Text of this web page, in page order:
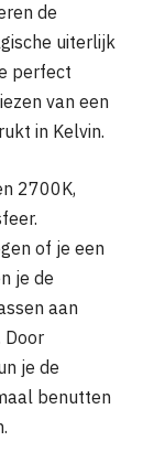
de
uiterlijk
perfect
van een
in Kelvin.
2700K,
of je een
je de
aan
Door
je de
benutten